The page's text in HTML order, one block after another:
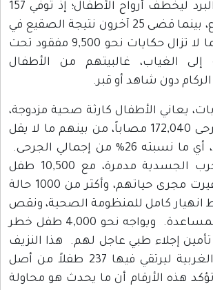
الحصار والجوع والبرد ليخطف أرواح الأطفال؛ إذ توفي 157
طفلاً بسبب الجوع، بينما قضى 25 آخرون نتيجة الصقيع في
خيام النازحين، فيما لا تزال حكايات نحو 9,500 مفقود تحت
إلى الغياب، غالبيتهم من الأطفال
دون شاهد أو قبر.
يعاني الأطفال كارثة صحية مزدوجة،
حيث بلغ عدد الجرحى 172,040 مصاباً، من بينهم ما لا يقل
عن 44,486 طفلاً، أي ما نسبته 26% من إجمالي الجرحى.
وما زالت آثار الحرب الجسدية مدمرة، مع 10,500 طفل
يعانون إصابات غيرت مجرى حياتهم، وأكثر من 1000 حالة
انهيار كامل للمنظومة الصحية، ونقص
حاد في الأجهزة المساعدة. ويواجه نحو 4,000 طفل خطر
إجلاء طبي عاجل لهم. هذا النزيف
امتد إلى الضفة الغربية ليرتقي فيها 237 طفلاً من أصل
وتؤكد هذه الأرقام أن ما يحدث هو محاولة